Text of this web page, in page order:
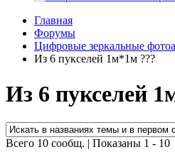
Главная
Форумы
Цифровые зеркальные
Из 6 пукселей 1м*1м ???
Из 6 пукселей
Всего 10 сообщ. | Показаны 1 - 10